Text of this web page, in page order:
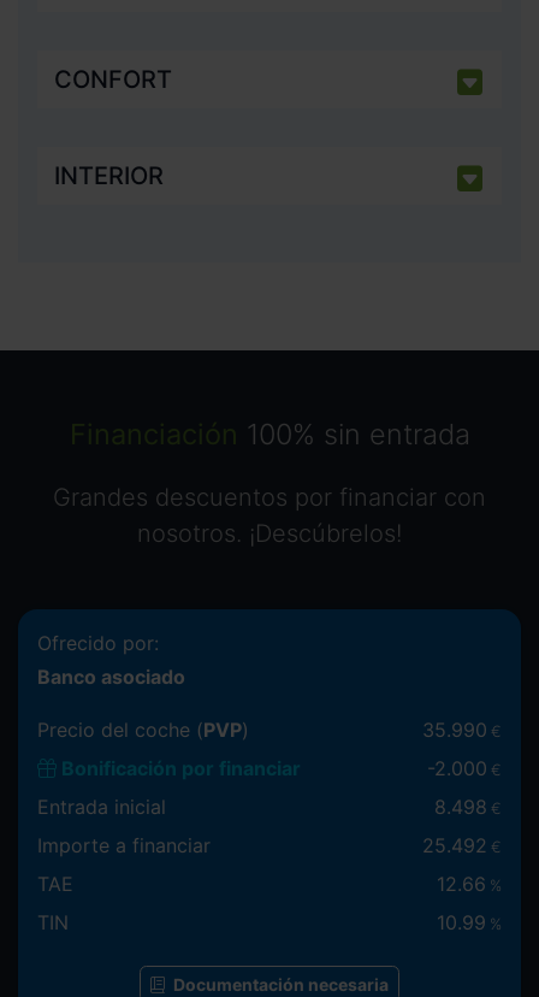
CONFORT
INTERIOR
Financiación 100% sin entrada
Grandes descuentos por financiar con
nosotros. ¡Descúbrelos!
Ofrecido por:
Banco asociado
Precio del coche (PVP) 35.990 €
Bonificación por financiar -2.000 €
Entrada inicial 8.498 €
Importe a financiar 25.492 €
TAE 12.66 %
TIN 10.99 %
Documentación necesaria